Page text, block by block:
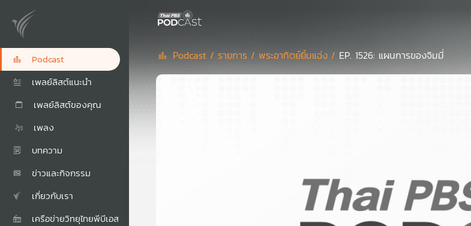
Podcast
เพลย์ลิสต์แนะนำ
เพลย์ลิสต์ของคุณ
เพลง
บทความ
ข่าวและกิจกรรม
เกี่ยวกับเรา
เครือข่ายวิทยุไทยพีบีเอส
Podcast / รายการ /พระอาทิตย์ยิ้มแฉ่ง / EP. 1526: แผนการของจิมมี่